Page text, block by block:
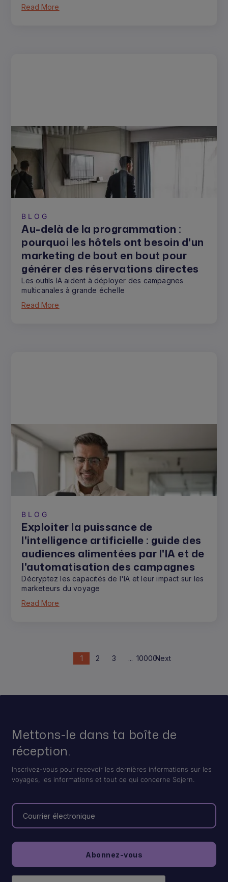
Read More
BLOG
Au-delà de la programmation :
pourquoi les hôtels ont besoin d'un
marketing de bout en bout pour
générer des réservations directes
Les outils IA aident à déployer des campagnes
multicanales à grande échelle
Read More
BLOG
Exploiter la puissance de
l'intelligence artificielle : guide des
audiences alimentées par l'IA et de
l'automatisation des campagnes
Décryptez les capacités de l'IA et leur impact sur les
marketeurs du voyage
Read More
1 2 3 ... 10000Next
Mettons-le dans ta boîte de
réception.
Inscrivez-vous pour recevoir les dernières informations sur les
voyages, les informations et tout ce qui concerne Sojern.